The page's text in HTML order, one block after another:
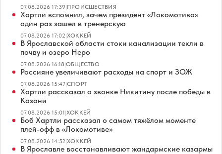
07.08.2026 17:39|ПРОИСШЕСТВИЯ
Хартли вспомнил, зачем президент «Локомотива»
один раз зашел в тренерскую
07.08.2026 17:02|ХОККЕЙ
В Ярославской области стоки канализации текли в
почву и озеро Неро
07.08.2026 16:18|ОБЩЕСТВО
Россияне увеличивают расходы на спорт и ЗОЖ
07.08.2026 15:47|СПОРТ
Хартли рассказал о звонке Никитину после победы в
Казани
07.08.2026 15:01|ХОККЕЙ
Боб Хартли рассказал о самом тяжёлом моменте
плей-офф в «Локомотиве»
07.08.2026 14:52|ХОККЕЙ
В Ярославле восстанавливают жандармские казармы